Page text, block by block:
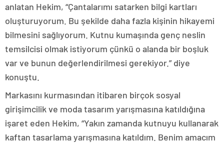
anlatan Hekim, “Çantalarımı satarken bilgi kartları
oluşturuyorum. Bu şekilde daha fazla kişinin hikayemi
bilmesini sağlıyorum. Kutnu kumaşında genç neslin
temsilcisi olmak istiyorum çünkü o alanda bir boşluk
var ve bunun değerlendirilmesi gerekiyor.” diye
konuştu.
Markasını kurmasından itibaren birçok sosyal
girişimcilik ve moda tasarım yarışmasına katıldığına
işaret eden Hekim, “Yakın zamanda kutnuyu kullanarak
kaftan tasarlama yarışmasına katıldım. Benim amacım